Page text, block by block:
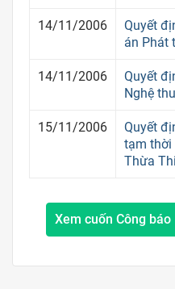
14/11/2006
Quyết
án Phát
14/11/2006
Quyết
Nghệ
15/11/2006
Quyết
tạm thời
Thừa
Xem cuốn Công báo